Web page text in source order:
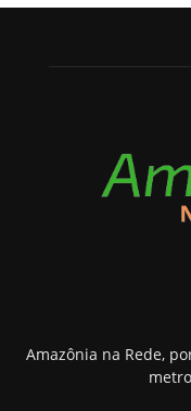
Amazônia na Rede,